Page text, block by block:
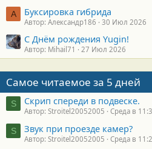
А Буксировка гибрида
Автор: Александр186 30 Июл 2026
С Днём рождения Yugin!
Автор: Mihail71 27 Июл 2026
Самое читаемое за 5 дней
S Скрип спереди в подвеске.
Автор: Stroitel20052005 Среда в
S Звук при проезде камер?
Автор: Stroitel20052005 Среда в